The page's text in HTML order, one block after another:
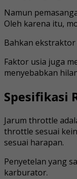
Namun
Oleh karena itu,
Bahkan
Faktor usia juga
menyebabkan
Spesifikasi
Jarum throttle
throttle sesuai
sesuai harapan.
Penyetelan yang
karburator.